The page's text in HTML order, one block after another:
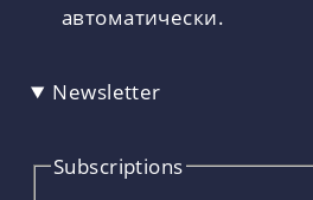
автоматически.
Newsletter
Subscriptions